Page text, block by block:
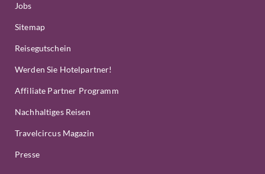
Jobs
Sitemap
Reisegutschein
Werden Sie Hotelpartner!
Affiliate Partner Programm
Nachhaltiges Reisen
Travelcircus Magazin
Presse